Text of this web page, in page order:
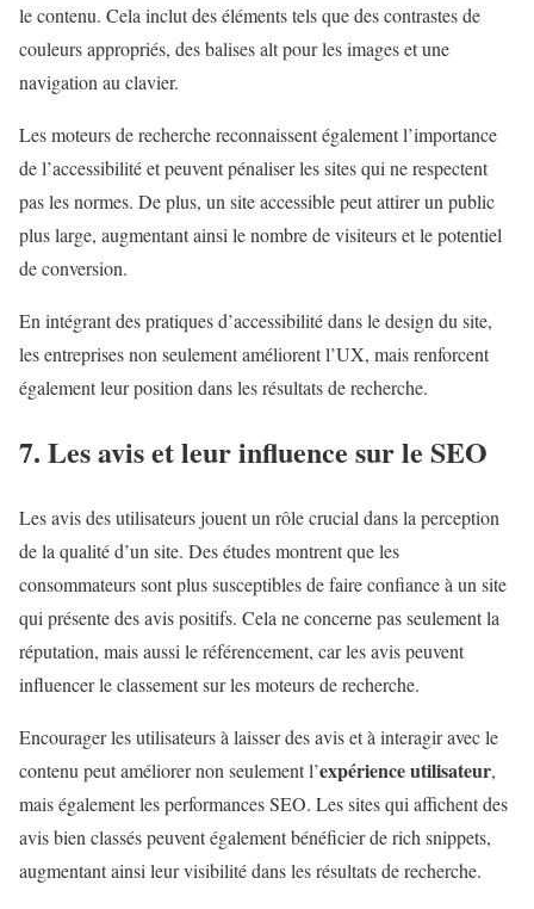
le contenu. Cela inclut des éléments tels que des contrastes de
couleurs appropriés, des balises alt pour les images et une
navigation au clavier.
Les moteurs de recherche reconnaissent également l’importance
de l’accessibilité et peuvent pénaliser les sites qui ne respectent
pas les normes. De plus, un site accessible peut attirer un public
plus large, augmentant ainsi le nombre de visiteurs et le potentiel
de conversion.
En intégrant des pratiques d’accessibilité dans le design du site,
les entreprises non seulement améliorent l’UX, mais renforcent
également leur position dans les résultats de recherche.
7. Les avis et leur influence sur le SEO
Les avis des utilisateurs jouent un rôle crucial dans la perception
de la qualité d’un site. Des études montrent que les
consommateurs sont plus susceptibles de faire confiance à un site
qui présente des avis positifs. Cela ne concerne pas seulement la
réputation, mais aussi le référencement, car les avis peuvent
influencer le classement sur les moteurs de recherche.
Encourager les utilisateurs à laisser des avis et à interagir avec le
contenu peut améliorer non seulement l’expérience utilisateur,
mais également les performances SEO. Les sites qui affichent des
avis bien classés peuvent également bénéficier de rich snippets,
augmentant ainsi leur visibilité dans les résultats de recherche.